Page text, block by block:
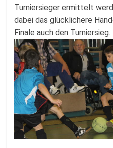
Turniersieger ermittelt
dabei das glücklichere
Finale auch den Turniersieg.